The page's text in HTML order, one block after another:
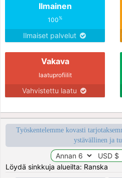
Ilmainen
100%
Ilmaiset palvelut
Vakava
laatuprofiilit
Vahvistettu laatu
Työskentelemme kovasti
ystävällinen ja
Löydä sinkkuja alueilta: Ranska